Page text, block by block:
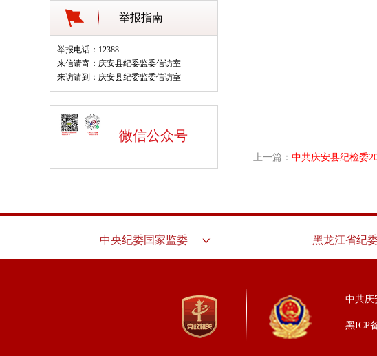
举报指南
举报电话：12388
来信请寄：庆安县纪委监委信访室
来访请到：庆安县纪委监委信访室
微信公众号
中共庆安
上一篇： 中共庆安县纪检委
中央纪委国家监委 黑龙江省纪
中共庆
黑ICP